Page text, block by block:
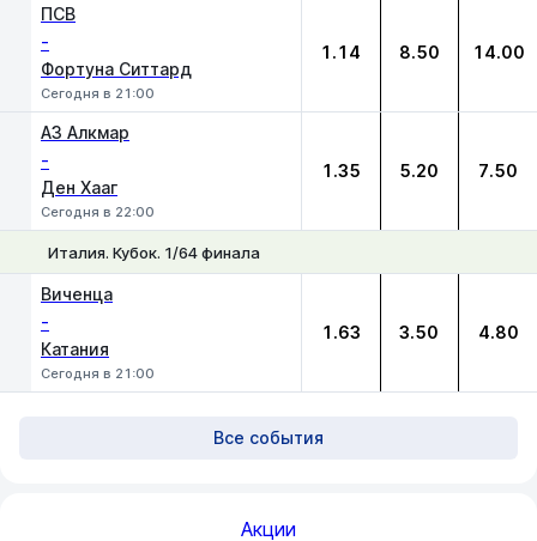
ПСВ
-
Фортуна Ситтард
Сегодня в 21:00
1.14 8.50 14.00
АЗ Алкмар
-
Ден Хааг
Сегодня в 22:00
1.35 5.20 7.50
Италия. Кубок. 1/64 финала
Виченца
-
Катания
Сегодня в 21:00
1.63 3.50 4.80
Все события
Акции